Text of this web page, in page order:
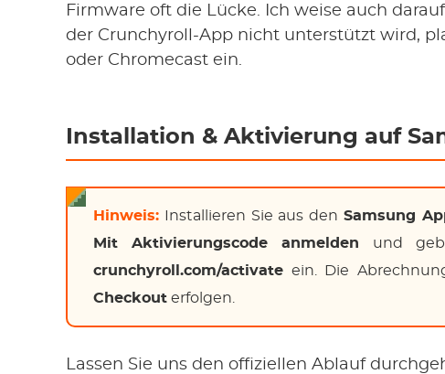
Firmware oft die Lücke. Ich weise auch
der Crunchyroll-App nicht unterstützt wird,
oder Chromecast ein.
Installation & Aktivierung auf
Hinweis: Installieren Sie aus denSamsung
Mit Aktivierungscode anmelden und
crunchyroll.com/activate ein. Die
Checkout erfolgen.
Lassen Sie uns den offiziellen Ablauf